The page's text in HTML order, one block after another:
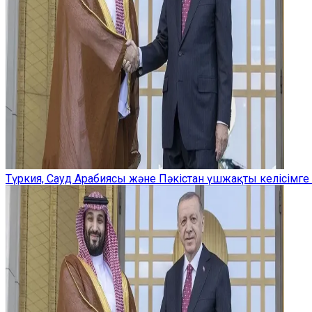
Түркия, Сауд Арабиясы және Пәкістан үшжақты